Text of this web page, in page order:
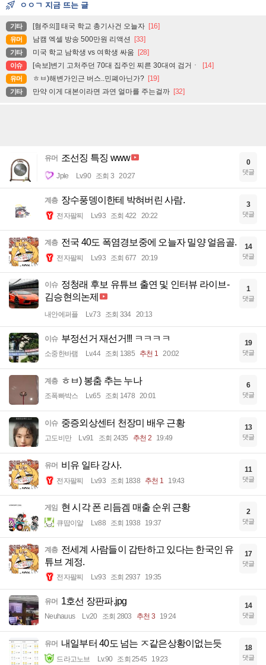
ㅇㅇㄱ 지금 뜨는 글
기타 [혐주의]] 태국 학교 총기사건 오늘자 [16]
유머 남캠 엑셀 방송 500만원 리액션 [33]
기타 미국 학교 남학생 vs 여학생 싸움 [28]
이슈 [속보]변기 고처주던 70대 집주인 찌른 30대여 검거ㆍ [14]
유머 ㅎㅂ)해변가인근 버스..민폐아닌가? [19]
기타 만약 이게 대본이라면 과연 얼마를 주는걸까 [32]
유머 조선징 특징 www
Jple Lv.90 조회 3 20:27
0
댓글
계층 장수풍뎅이한테 박혀버린 사람.
전자팔찌 Lv.93 조회 422 20:22
3
댓글
계층 전국 40도 폭염경보중에 오늘자 밀양 얼음골.
전자팔찌 Lv.93 조회 677 20:19
14
댓글
이슈 정청래 후보 유튜브 출연 및 인터뷰 라이브-
김승현의논제
내안에퍼플 Lv.73 조회 334 20:13
1
댓글
이슈 부정선거 재선거!!! ㅋㅋㅋㅋ
소중한바램 Lv.44 조회 1385 추천 1 20:02
19
댓글
계층 ㅎㅂ) 봉춤 추는 누나
조폭빠박스 Lv.65 조회 1478 20:01
6
댓글
이슈 중증외상센터 천장미 배우 근황
고도비만 Lv.91 조회 2435 추천 2 19:49
13
댓글
유머 비유 일타 강사.
전자팔찌 Lv.93 조회 1838 추천 1 19:43
11
댓글
게임 현 시각 폰 리듬겜 매출 순위 근황
큐땁이알 Lv.88 조회 1938 19:37
2
댓글
계층 전세계 사람들이 감탄하고 있다는 한국인 유
튜브 계정.
전자팔찌 Lv.93 조회 2937 19:35
17
댓글
유머 1호선 장판파.jpg
Neuhauus Lv.20 조회 2803 추천 3 19:24
14
댓글
유머 내일부터 40도 넘는 ㅈ같은상황이없는듯
드라고노브 Lv.90 조회 2545 19:23
18
댓글